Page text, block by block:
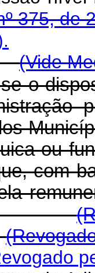
375, de
(Vide
o
ou
com